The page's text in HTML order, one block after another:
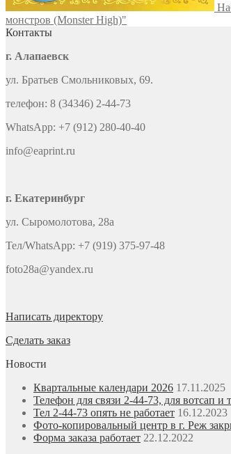
монстров (Monster High)"
Контакты
г. Алапаевск
ул. Братьев Смольниковых, 69.
телефон: 8 (34346) 2-44-73
WhatsApp: +7 (912) 280-40-40
info@eaprint.ru
г. Екатеринбург
ул. Сыромолотова, 28а
Тел/WhatsApp: +7 (919) 375-97-48
foto28a@yandex.ru
Написать директору
Сделать заказ
Новости
Квартальные календари 2026 17.11.2025
Телефон для связи 2-44-73, для вотсап и
Тел 2-44-73 опять не работает 16.12.2023
Фото-копировальный центр в г. Реж
Форма заказа работает 22.12.2022